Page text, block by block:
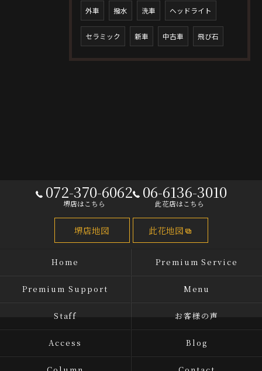
外車 撥水 洗車 ヘッドライト
セラミック 新車 中古車 飛び石
072-370-6062
堺店はこちら
06-6136-3010
此花店はこちら
堺店地図 此花地図
Home Premium Service
Premium Support Menu
Staff お客様の声
Access Blog